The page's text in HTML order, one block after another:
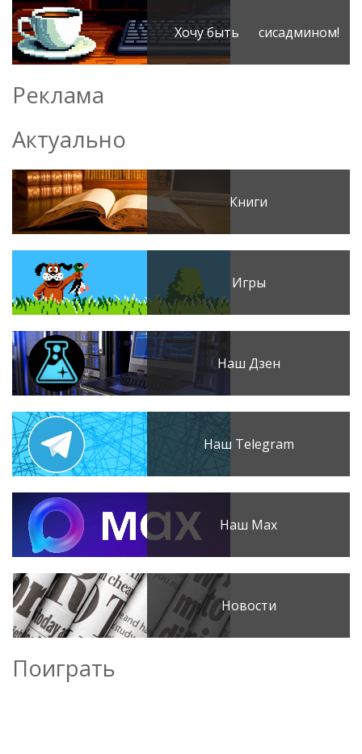
Хочу быть сисадмином!
Реклама
Актуально
Книги
Игры
Наш Дзен
Наш Telegram
Наш Max
Новости
Поиграть